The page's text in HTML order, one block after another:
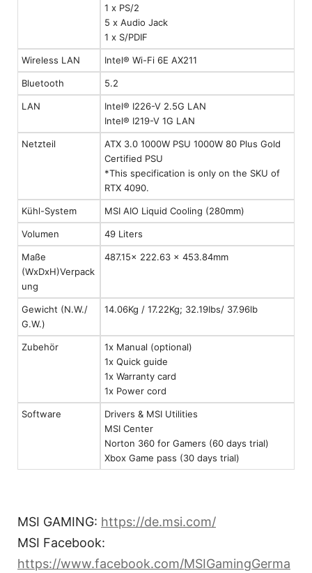
1 x PS/2
5 x Audio Jack
1 x S/PDIF
Wireless LAN Intel® Wi-Fi 6E AX211
Bluetooth 5.2
LAN
Intel® I226-V 2.5G LAN
Intel® I219-V 1G LAN
Netzteil
ATX 3.0 1000W PSU 1000W 80 Plus Gold
Certified PSU
*This specification is only on the SKU of
RTX 4090.
Kühl-System MSI AIO Liquid Cooling (280mm)
Volumen 49 Liters
Maße
(WxDxH)Verpack
ung
487.15x 222.63 x 453.84mm
Gewicht (N.W./
G.W.)
14.06Kg / 17.22Kg; 32.19Ibs/ 37.96lb
Zubehör
1x Manual (optional)
1x Quick guide
1x Warranty card
1x Power cord
Software
Drivers & MSI Utilities
MSI Center
Norton 360 for Gamers (60 days trial)
Xbox Game pass (30 days trial)
MSI GAMING: https://de.msi.com/
MSI Facebook:
https://www.facebook.com/MSIGamingGerma